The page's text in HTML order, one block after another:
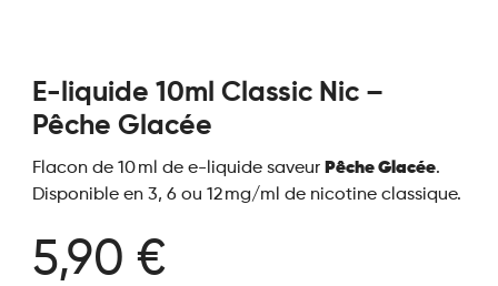
E-liquide 10ml Classic Nic –
Pêche Glacée
Flacon de 10 ml de e-liquide saveur Pêche Glacée.
Disponible en 3, 6 ou 12 mg/ml de nicotine classique.
5,90 €